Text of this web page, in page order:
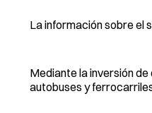
La información sobre el
Mediante la inversión
autobuses y